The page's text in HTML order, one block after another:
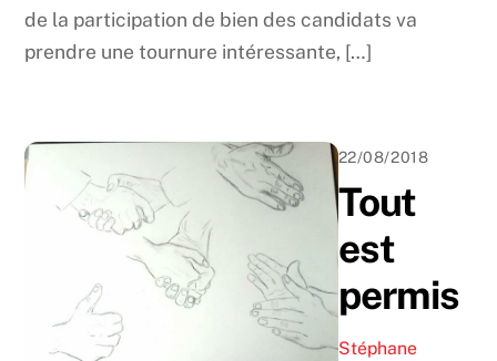
de la participation de bien des candidats va
prendre une tournure intéressante, […]
22/08/2018
Tout
est
permis
Stéphane